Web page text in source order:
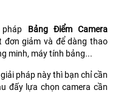
Bảng Điểm Camera
đơn giảm và để dàng thao
minh, máy tính bảng...
pháp này thì bạn chỉ cần
đấy lựa chọn camera cần